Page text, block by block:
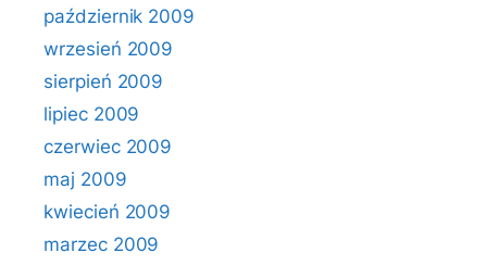
październik 2009
wrzesień 2009
sierpień 2009
lipiec 2009
czerwiec 2009
maj 2009
kwiecień 2009
marzec 2009